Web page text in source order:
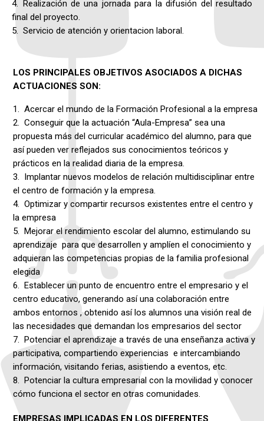
Realización de una jornada para la difusión del resultado
final del proyecto.
Servicio de atención y orientacion laboral.
LOS PRINCIPALES OBJETIVOS ASOCIADOS A DICHAS
ACTUACIONES SON:
Acercar el mundo de la Formación Profesional a la empresa
Conseguir que la actuación “Aula-Empresa” sea una
propuesta más del curricular académico del alumno, para que
así pueden ver reflejados sus conocimientos teóricos y
prácticos en la realidad diaria de la empresa.
Implantar nuevos modelos de relación multidisciplinar entre
el centro de formación y la empresa.
Optimizar y compartir recursos existentes entre el centro y
la empresa
Mejorar el rendimiento escolar del alumno, estimulando su
aprendizaje para que desarrollen y amplíen el conocimiento y
adquieran las competencias propias de la familia profesional
elegida
Establecer un punto de encuentro entre el empresario y el
centro educativo, generando así una colaboración entre
ambos entornos , obtenido así los alumnos una visión real de
las necesidades que demandan los empresarios del sector
Potenciar el aprendizaje a través de una enseñanza activa y
participativa, compartiendo experiencias e intercambiando
información, visitando ferias, asistiendo a eventos, etc.
Potenciar la cultura empresarial con la movilidad y conocer
cómo funciona el sector en otras comunidades.
EMPRESAS IMPLICADAS EN LOS DIFERENTES